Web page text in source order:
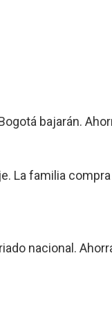
bajarán.
La familia
nacional.